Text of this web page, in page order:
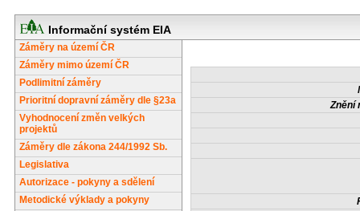
Informační systém EIA
Záměry na území ČR
Záměry mimo území ČR
Podlimitní záměry
Prioritní dopravní záměry dle §23a
Vyhodnocení změn velkých
projektů
Záměry dle zákona 244/1992 Sb.
Legislativa
Autorizace - pokyny a sdělení
Metodické výklady a pokyny
Znění